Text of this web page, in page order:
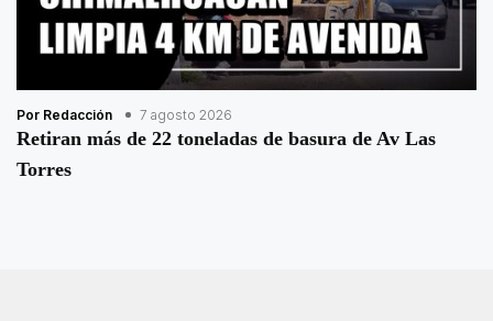
Por Redacción 7 agosto 2026
Retiran más de 22 toneladas de basura de Av Las
Torres